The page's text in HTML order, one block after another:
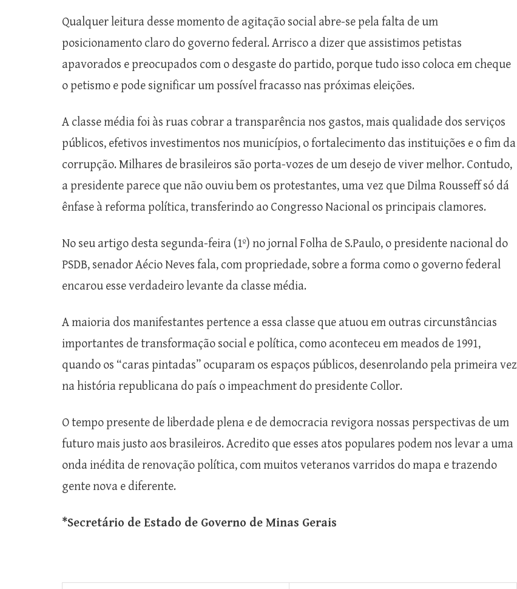
Qualquer leitura desse momento de agitação social abre-se pela falta de um
posicionamento claro do governo federal. Arrisco a dizer que assistimos petistas
apavorados e preocupados com o desgaste do partido, porque tudo isso coloca em cheque
o petismo e pode significar um possível fracasso nas próximas eleições.
A classe média foi às ruas cobrar a transparência nos gastos, mais qualidade dos serviços
públicos, efetivos investimentos nos municípios, o fortalecimento das instituições e o fim da
corrupção. Milhares de brasileiros são porta-vozes de um desejo de viver melhor. Contudo,
a presidente parece que não ouviu bem os protestantes, uma vez que Dilma Rousseff só dá
ênfase à reforma política, transferindo ao Congresso Nacional os principais clamores.
No seu artigo desta segunda-feira (1º) no jornal Folha de S.Paulo, o presidente nacional do
PSDB, senador Aécio Neves fala, com propriedade, sobre a forma como o governo federal
encarou esse verdadeiro levante da classe média.
A maioria dos manifestantes pertence a essa classe que atuou em outras circunstâncias
importantes de transformação social e política, como aconteceu em meados de 1991,
quando os “caras pintadas” ocuparam os espaços públicos, desenrolando pela primeira vez
na história republicana do país o impeachment do presidente Collor.
O tempo presente de liberdade plena e de democracia revigora nossas perspectivas de um
futuro mais justo aos brasileiros. Acredito que esses atos populares podem nos levar a uma
onda inédita de renovação política, com muitos veteranos varridos do mapa e trazendo
gente nova e diferente.
*Secretário de Estado de Governo de Minas Gerais